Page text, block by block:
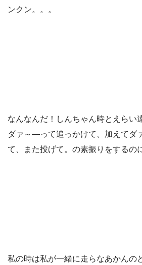
ンクン。。。
なんなんだ！しんちゃん時とえらい
ダァ～—って追っかけて、加えてダ
て、また投げて。の素振りをするの
私の時は私が一緒に走らなあかんの